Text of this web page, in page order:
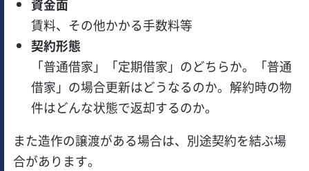
資金面
賃料、その他かかる手数料等
契約形態
「普通借家」「定期借家」のどちらか。「普通
借家」の場合更新はどうなるのか。解約時の物
件はどんな状態で返却するのか。
また造作の譲渡がある場合は、別途契約を結ぶ場
合があります。